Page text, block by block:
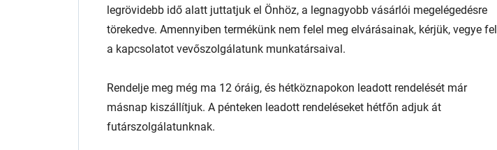
legrövidebb idő alatt juttatjuk el Önhöz, a legnagyobb vásárlói megelégedésre
törekedve. Amennyiben termékünk nem felel meg elvárásainak, kérjük, vegye fel
a kapcsolatot vevőszolgálatunk munkatársaival.
Rendelje meg még ma 12 óráig, és hétköznapokon leadott rendelését már
másnap kiszállítjuk. A pénteken leadott rendeléseket hétfőn adjuk át
futárszolgálatunknak.